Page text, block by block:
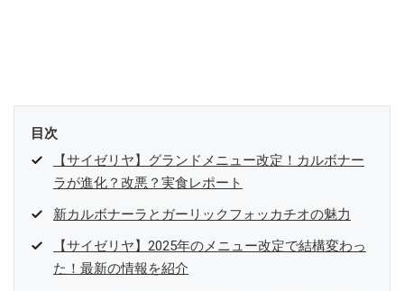
目次
【サイゼリヤ】グランドメニュー改定！カルボナー
ラが進化？改悪？実食レポート
新カルボナーラとガーリックフォッカチオの魅力
【サイゼリヤ】2025年のメニュー改定で結構変わっ
た！最新の情報を紹介